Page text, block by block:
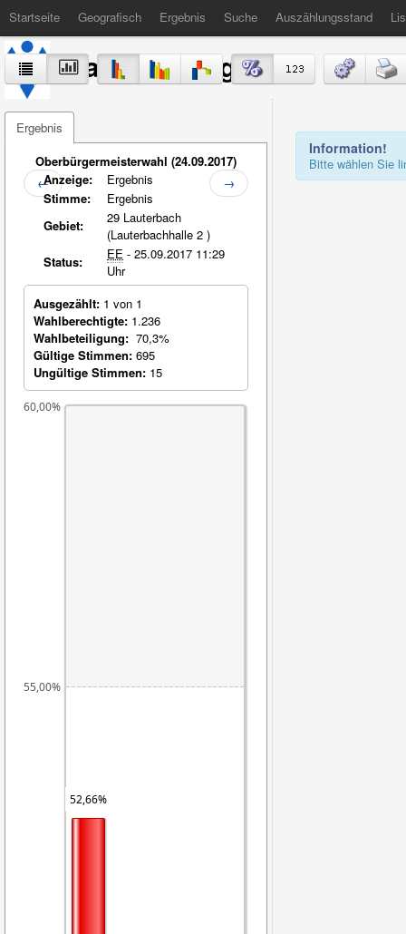
Startseite Geografisch Ergebnis Suche Auszählungsstand
Stadt Völklingen
Ergebnis
Oberbürgermeisterwahl (24.09.2017)
←Anzeige:
Ergebnis
Stimme:
Ergebnis
Gebiet:
29 Lauterbach
(Lauterbachhalle 2 )
Status:
EE - 25.09.2017 11:29
Uhr
→
Ausgezählt: 1 von 1
Wahlberechtigte: 1.236
Wahlbeteiligung: 70,3%
Gültige Stimmen: 695
Ungültige Stimmen: 15
55,00%
60,00%
52,66%
Information!
Bitte wählen Sie